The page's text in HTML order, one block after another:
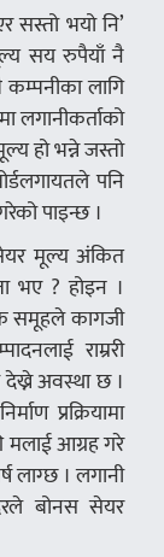
सस्तो भयो नि’
सय रुपैयाँ नै
लागि
लगानीकर्ताको
हो भन्ने जस्तो
पनि
पाइन्छ ।
मूल्य अंकित
भए ? होइन ।
समूहले कागजी
राम्ररी
अवस्था छ ।
प्रक्रियामा
मलाई आग्रह गरे
लाग्छ । लगानी
बोनस सेयर